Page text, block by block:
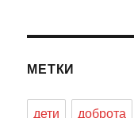
МЕТКИ
дети доброта